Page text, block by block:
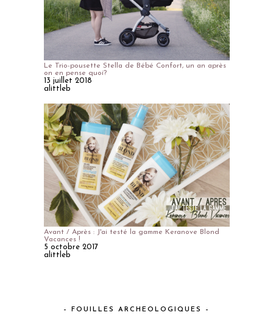
Le Trio-pousette Stella de Bébé Confort, un an après
on en pense quoi?
13 juillet 2018
alittleb
Avant / Après : J'ai testé la gamme Keranove Blond
Vacances !
5 octobre 2017
alittleb
– FOUILLES ARCHEOLOGIQUES –